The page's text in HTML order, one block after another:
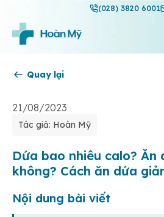
(028) 3820 6001
Thuận Mỹ
Quay lại
21/08/2023
Tác giả: Hoàn Mỹ
Dứa bao nhiêu calo? Ăn
không? Cách ăn dứa
Nội dung bài viết